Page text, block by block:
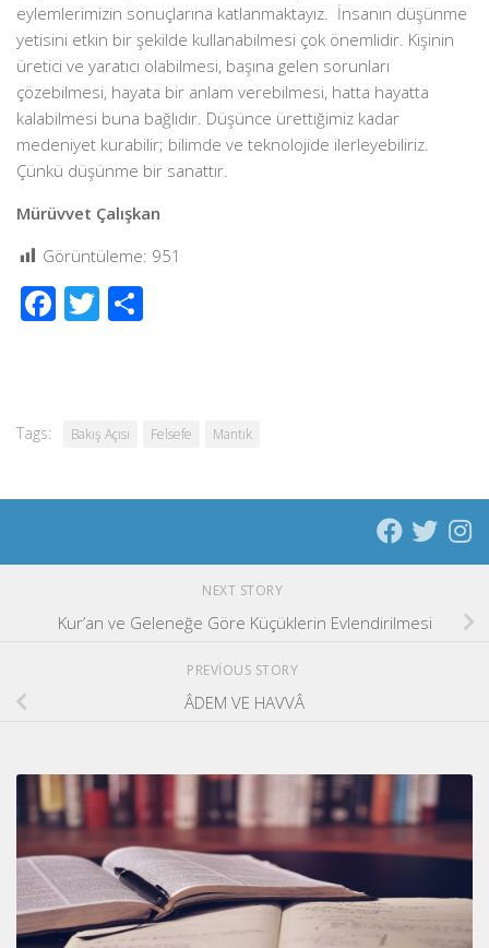
eylemlerimizin sonuçlarına katlanmaktayız. İnsanın düşünme
yetisini etkin bir şekilde kullanabilmesi çok önemlidir. Kişinin
üretici ve yaratıcı olabilmesi, başına gelen sorunları
çözebilmesi, hayata bir anlam verebilmesi, hatta hayatta
kalabilmesi buna bağlıdır. Düşünce ürettiğimiz kadar
medeniyet kurabilir; bilimde ve teknolojide ilerleyebiliriz.
Çünkü düşünme bir sanattır.
Mürüvvet Çalışkan
Görüntüleme: 951
Facebook
Twitter
Tags: Bakış Açısı Felsefe Mantık
NEXT STORY
Kur’an ve Geleneğe Göre Küçüklerin Evlendirilmesi
PREVIOUS STORY
ÂDEM VE HAVVÂ